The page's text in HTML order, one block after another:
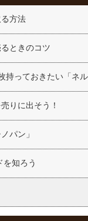
方法
ときのコツ
持っておきたい「ネル
りに出そう！
パン」
を知ろう